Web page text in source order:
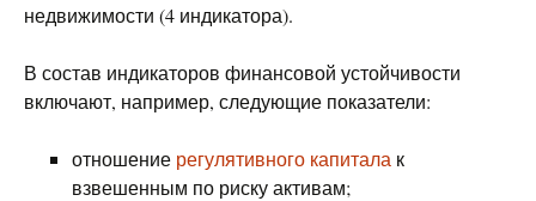
недвижимости (4 индикатора).
В состав индикаторов финансовой устойчивости
включают, например, следующие показатели:
отношение регулятивного капитала к
взвешенным по риску активам;